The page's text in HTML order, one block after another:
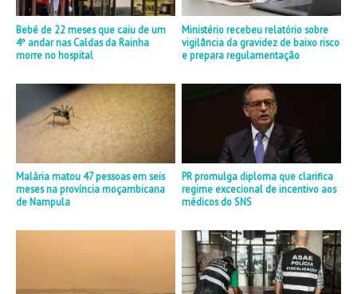
Bebé de 22 meses que caiu de um
4º andar nas Caldas da Rainha
morre no hospital
Ministério recebeu relatório sobre
vigilância da gravidez de baixo risco
e prepara regulamentação
Malária matou 47 pessoas em seis
meses na província moçambicana
de Nampula
PR promulga diploma que clarifica
regime excecional de incentivo aos
médicos do SNS